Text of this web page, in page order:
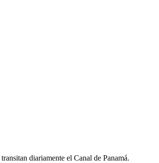
que transitan diariamente el Canal de